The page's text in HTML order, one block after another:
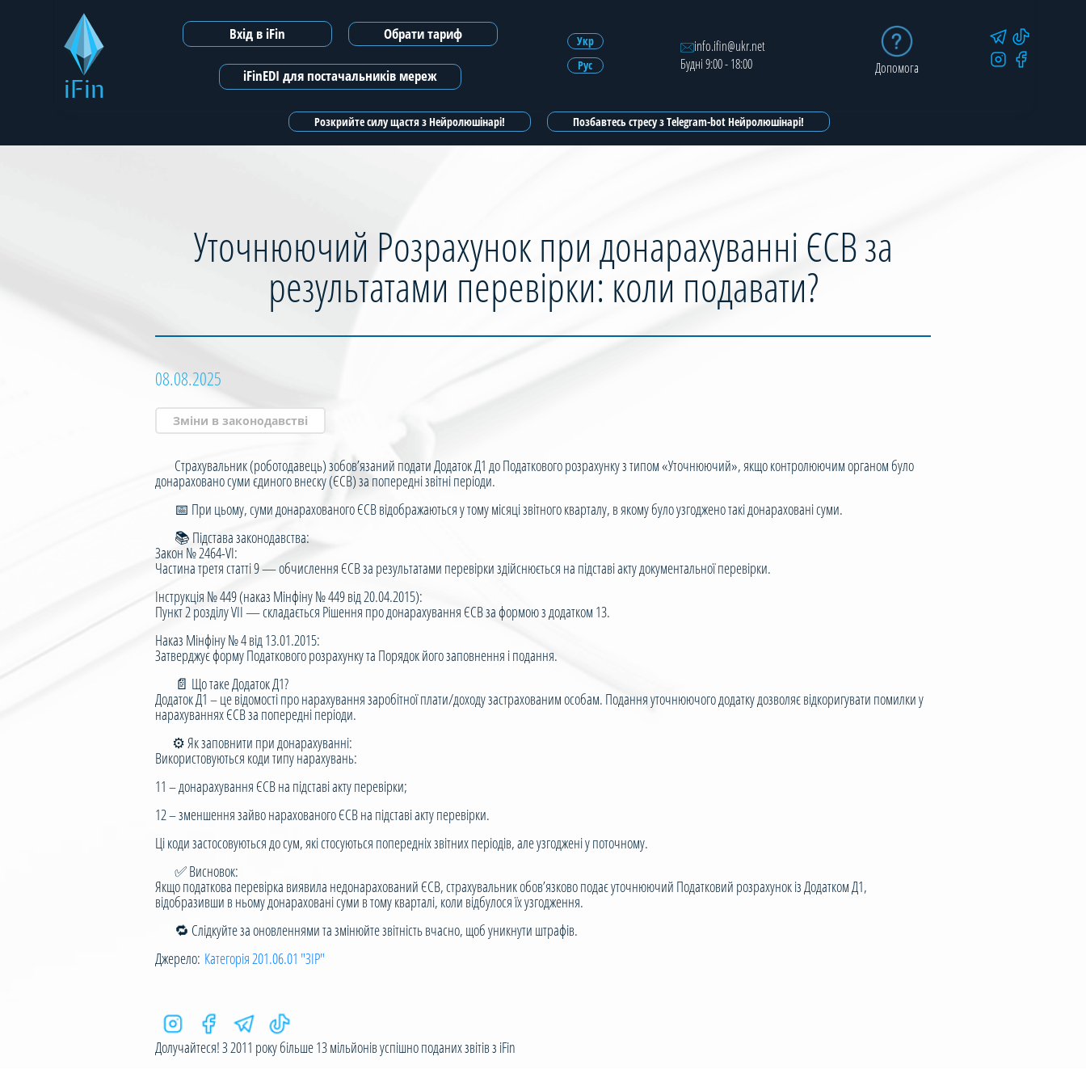
iFin
Вхід в iFin Обрати тариф
iFinEDI для постачальників мереж
Укр
Рус
info.ifin@ukr.net
Будні 9:00 - 18:00
Допомога
Розкрийте силу щастя з Нейролюшінарі! Позбавтесь стресу з Telegram-bot Нейролюшінарі!
Зареєструватись
Зареєструватись з ЕЦП
Уточнюючий Розрахунок при донарахуванні ЄСВ за
результатами перевірки: коли подавати?
08.08.2025
Зміни в законодавстві
Страхувальник (роботодавець) зобов’язаний подати Додаток Д1 до Податкового розрахунку з типом «Уточнюючий», якщо контролюючим органом було
донараховано суми єдиного внеску (ЄСВ) за попередні звітні періоди.
📅 При цьому, суми донарахованого ЄСВ відображаються у тому місяці звітного кварталу, в якому було узгоджено такі донараховані суми.
📚 Підстава законодавства:
Закон № 2464-VI:
Частина третя статті 9 — обчислення ЄСВ за результатами перевірки здійснюється на підставі акту документальної перевірки.
Інструкція № 449 (наказ Мінфіну № 449 від 20.04.2015):
Пункт 2 розділу VII — складається Рішення про донарахування ЄСВ за формою з додатком 13.
Наказ Мінфіну № 4 від 13.01.2015:
Затверджує форму Податкового розрахунку та Порядок його заповнення і подання.
📄 Що таке Додаток Д1?
Додаток Д1 – це відомості про нарахування заробітної плати/доходу застрахованим особам. Подання уточнюючого додатку дозволяє відкоригувати помилки у
нарахуваннях ЄСВ за попередні періоди.
⚙️ Як заповнити при донарахуванні:
Використовуються коди типу нарахувань:
11 – донарахування ЄСВ на підставі акту перевірки;
12 – зменшення зайво нарахованого ЄСВ на підставі акту перевірки.
Ці коди застосовуються до сум, які стосуються попередніх звітних періодів, але узгоджені у поточному.
✅ Висновок:
Якщо податкова перевірка виявила недонарахований ЄСВ, страхувальник обов’язково подає уточнюючий Податковий розрахунок із Додатком Д1,
відобразивши в ньому донараховані суми в тому кварталі, коли відбулося їх узгодження.
🔁 Слідкуйте за оновленнями та змінюйте звітність вчасно, щоб уникнути штрафів.
Джерело: Категорія 201.06.01 "ЗІР"
Долучайтеся! З 2011 року більше 13 мільйонів успішно поданих звітів з iFin